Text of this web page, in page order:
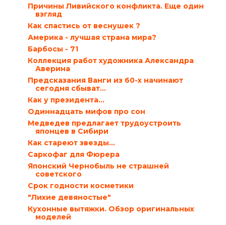
Причины Ливийского конфликта. Еще один
взгляд
Как спастись от веснушек ?
Америка - лучшая страна мира?
Барбосы - 71
Коллекция работ художника Александра
Аверина
Предсказания Ванги из 60-х начинают
сегодня сбыват...
Как у президента…
Одиннадцать мифов про сон
Медведев предлагает трудоустроить
японцев в Сибири
Как стареют звезды…
Саркофаг для Фюрера
Японский Чернобыль не страшней
советского
Срок годности косметики
"Лихие девяностые"
Кухонные вытяжки. Обзор оригинальных
моделей